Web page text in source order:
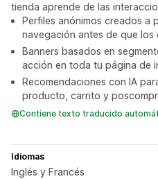
tienda aprende de las
Perfiles anónimos creados a
navegación antes de que los
Banners basados en
acción en toda tu página de
Recomendaciones con IA
producto, carrito y
Contiene texto traducido
Idiomas
Inglés y Francés